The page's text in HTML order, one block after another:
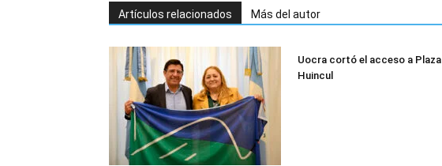
Artículos relacionados Más del autor
Uocra cortó el acceso a Plaza
Huincul